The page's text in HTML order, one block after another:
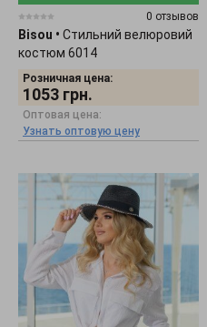
0 отзывов
Bisou • Стильний велюровий
костюм 6014
Розничная цена:
1053 грн.
Оптовая цена:
Узнать оптовую цену